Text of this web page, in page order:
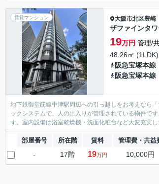
賃貸マンション 大阪市北区豊崎
ザファインタ
19万円 管理/
48.26㎡
阪急宝塚本線
阪急宝塚本線
地下鉄御堂筋線中津駅周辺への引っ越しをお考えなら
ックシステムで、人の出入りが管理されている物件で
す。室内設備は浴室乾燥機・洗面化粧台など大変充実
部屋番号 所在階 賃料 管理費・共益
- 17階 19万円 10,000円